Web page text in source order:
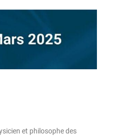
et philosophe des